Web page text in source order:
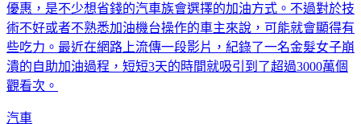
現在自助加油的服務愈來愈普及，使用起來很方便還可以享受
優惠，是不少想省錢的汽車族會選擇的加油方式。不過對於技
術不好或者不熟悉加油機台操作的車主來說，可能就會顯得有
些吃力。最近在網路上流傳一段影片，紀錄了一名金髮女子崩
潰的自助加油過程，短短3天的時間就吸引到了超過3000萬個